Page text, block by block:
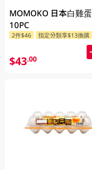
MOMOKO 日本白雞蛋
10PC
2件$46 指定分類享$13換購
$43.00